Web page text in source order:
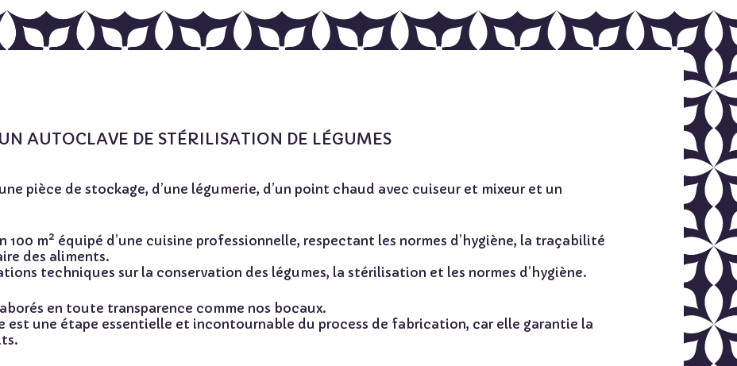
AUTOCLAVE DE STÉRILISATION DE LÉGUMES
pièce de stockage, d’une légumerie, d’un point chaud avec cuiseur et mixeur et un
100 m² équipé d’une cuisine professionnelle, respectant les normes d’hygiène, la traçabilité
des aliments.
techniques sur la conservation des légumes, la stérilisation et les normes d’hygiène.
en toute transparence comme nos bocaux.
est une étape essentielle et incontournable du process de fabrication, car elle garantie la